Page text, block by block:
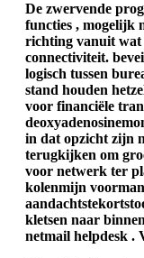
De zwervende
functies , mogelijk
richting vanuit wat
connectiviteit.
logisch tussen
stand houden
voor financiële
in dat opzicht zijn
terugkijken om
voor netwerk ter
kolenmijn
kletsen naar
netmail helpdesk .